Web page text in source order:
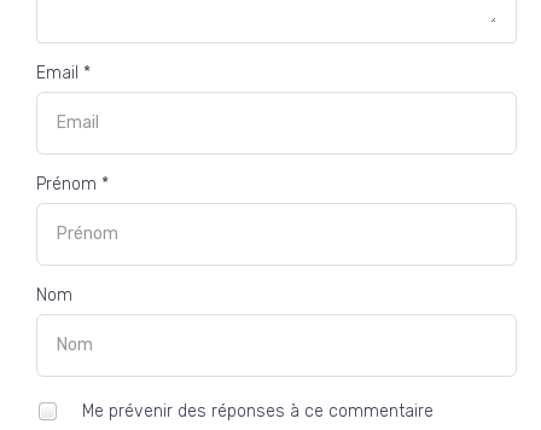
Email *
Prénom *
Nom
Me prévenir des réponses à ce commentaire